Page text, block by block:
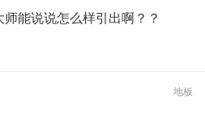
能说说怎么样引出啊？？
地板